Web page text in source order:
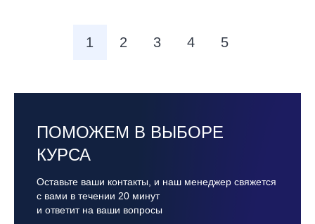
1 2 3 4 5
ПОМОЖЕМ В ВЫБОРЕ
КУРСА
Оставьте ваши контакты, и наш менеджер свяжется
с вами в течении 20 минут
и ответит на ваши вопросы